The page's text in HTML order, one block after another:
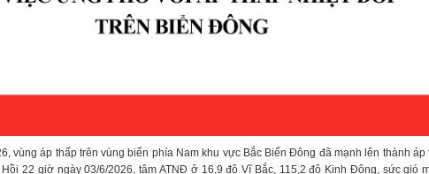
vùng áp thấp trên vùng biển phía Nam khu vực Bắc Biển Đông đã mạnh lên thành áp
22 giờ ngày 03/6/2026, tâm ATNĐ ở 16,9 độ Vĩ Bắc, 115,2 độ Kinh Đông, sức gió